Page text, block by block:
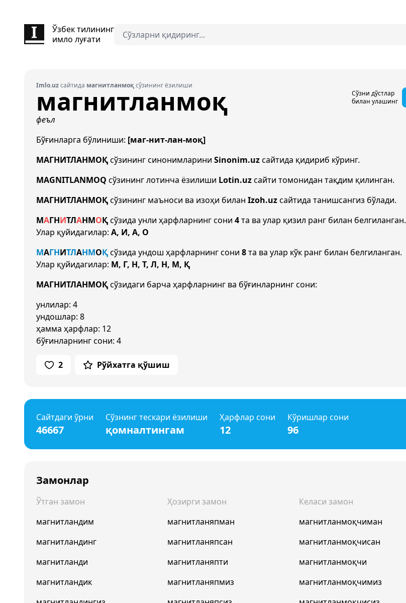
Ўзбек тилининг
имло луғати
Imlo.uzсайтида магнитланмоқсўзининг ёзилиши
магнитланмоқ
Сўзни дўстлар
билан улашинг
феъл
Бўғинларга бўлиниши: [маг-нит-лан-моқ]
МАГНИТЛАНМОҚсўзининг синонимларини Sinonim.uzсайтида қидириб кўринг.
MAGNITLANMOQ сўзининг лотинча ёзилиши Lotin.uzсайти томонидан тақдим қилинган.
МАГНИТЛАНМОҚсўзининг маъноси ва изоҳи билан Izoh.uzсайтида танишсангиз бўлади.
МАГНИТЛАНМОҚсўзида унли ҳарфларнинг сони 4та ва улар қизил ранг билан белгиланган.
Улар қуйидагилар: А, И, А, О
МАГНИТЛАНМОҚсўзида ундош ҳарфларнинг сони 8та ва улар кўк ранг билан белгиланган.
Улар қуйидагилар: М, Г, Н, Т, Л, Н, М, Қ
МАГНИТЛАНМОҚсўзидаги барча ҳарфларнинг ва бўғинларнинг сони:
унлилар: 4
ундошлар: 8
ҳамма ҳарфлар: 12
бўғинларнинг сони: 4
2 Рўйхатга қўшиш
Сайтдаги ўрни
46667
Сўзнинг тескари ёзилиши
қомналтингам
Ҳарфлар сони
12
Кўришлар сони
96
Замонлар
Ўтган замон
магнитландим
магнитландинг
магнитланди
магнитландик
Ҳозирги замон
магнитланяпман
магнитланяпсан
магнитланяпти
магнитланяпмиз
Келаси замон
магнитланмоқчиман
магнитланмоқчисан
магнитланмоқчи
магнитланмоқчимиз